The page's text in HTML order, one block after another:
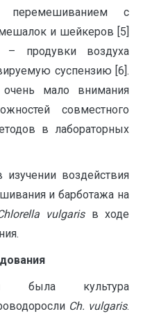
перемешиванием с
и шейкеров [5]
продувки воздуха
суспензию [6].
мало внимания
совместного
в лабораторных
воздействия
и барботажа на
vulgarisв ходе
была культура
Ch. vulgaris.